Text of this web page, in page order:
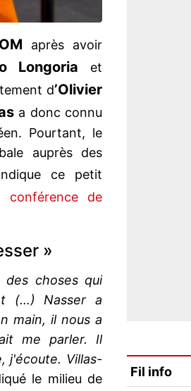
après avoir
Longoria et
d’Olivier
a donc connu
Pourtant, le
auprès des
ce petit
conférence de
»
choses qui
(…) Nasser a
main, il nous a
me parler. Il
j'écoute. Villas-
le milieu de
Fil info